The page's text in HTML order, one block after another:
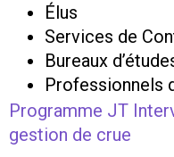
Élus
Services de
Bureaux
Professionnels
Programme JT
gestion de crue